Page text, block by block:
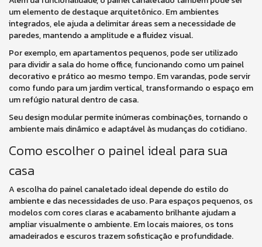
um elemento de destaque arquitetônico. Em ambientes
integrados, ele ajuda a delimitar áreas sem a necessidade de
paredes, mantendo a amplitude e a fluidez visual.
Por exemplo, em apartamentos pequenos, pode ser utilizado
para dividir a sala do home office, funcionando como um painel
decorativo e prático ao mesmo tempo. Em varandas, pode servir
como fundo para um jardim vertical, transformando o espaço em
um refúgio natural dentro de casa.
Seu design modular permite inúmeras combinações, tornando o
ambiente mais dinâmico e adaptável às mudanças do cotidiano.
Como escolher o painel ideal para sua
casa
A escolha do painel canaletado ideal depende do estilo do
ambiente e das necessidades de uso. Para espaços pequenos, os
modelos com cores claras e acabamento brilhante ajudam a
ampliar visualmente o ambiente. Em locais maiores, os tons
amadeirados e escuros trazem sofisticação e profundidade.